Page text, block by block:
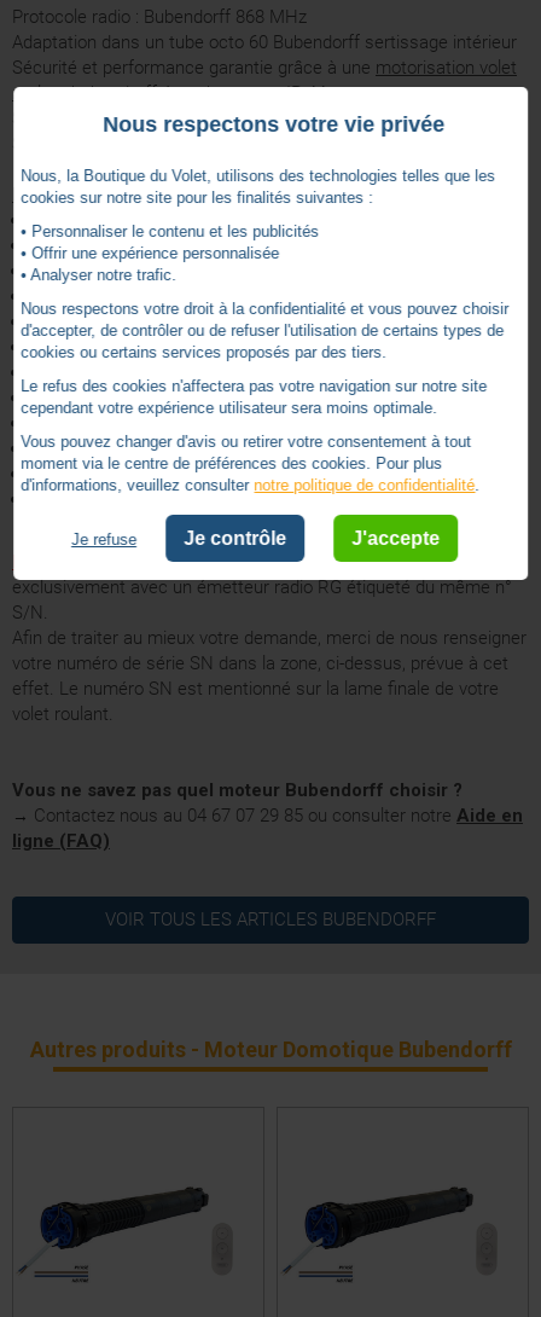
Protocole radio : Bubendorff 868 MHz
Adaptation dans un tube octo 60 Bubendorff sertissage intérieur
Sécurité et performance garantie grâce à une motorisation volet
roulant bubendorffétanche norme IP 44.
Sécurité thermique.
Système répondant à la normalisation N.F. et ISO 9002
Informations techniques :
Moteur tubulaire : Ø45
Marque : Bubendorff
Couple : 33 Nm
Type : Radio / CPL
Fins de course : electronique
Plug and Play : Oui
Butée / Verrous obligatoires : Oui
Tension d'alimentation : 230V
Delais de coupure thermique : 4 minutes
Indice de protection : IPX4
moteur volet Bubendorff
RG fonctionne
exclusivement avec un émetteur radio RG étiqueté du même n°
S/N.
Afin de traiter au mieux votre demande, merci de nous renseigner
votre numéro de série SN dans la zone, ci-dessus, prévue à cet
effet. Le numéro SN est mentionné sur la lame finale de votre
volet roulant.
Vous ne savez pas quel moteur Bubendorff choisir ?
→ Contactez nous au 04 67 07 29 85 ou consulter notre Aide en
ligne (FAQ)
Technologie Radio
MOTEUR BUBENDORFF FICHE TECHNIQUE
VOIR TOUS LES ARTICLES BUBENDORFF
Autres produits - Moteur Domotique Bubendorff
Nous respectons votre vie privée
Nous, la Boutique du Volet, utilisons des technologies telles que les
cookies sur notre site pour les finalités suivantes :
• Personnaliser le contenu et les publicités
• Offrir une expérience personnalisée
• Analyser notre trafic.
Nous respectons votre droit à la confidentialité et vous pouvez choisir
d'accepter, de contrôler ou de refuser l'utilisation de certains types de
cookies ou certains services proposés par des tiers.
Le refus des cookies n'affectera pas votre navigation sur notre site
cependant votre expérience utilisateur sera moins optimale.
Vous pouvez changer d'avis ou retirer votre consentement à tout
moment via le centre de préférences des cookies. Pour plus
d'informations, veuillez consulter notre politique de confidentialité.
Je refuse Je contrôle J'accepte